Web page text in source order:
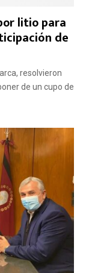
litio para
de
resolvieron
de un cupo de